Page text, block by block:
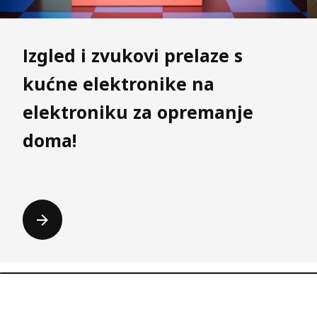
Izgled i zvukovi prelaze s
kućne elektronike na
elektroniku za opremanje
doma!